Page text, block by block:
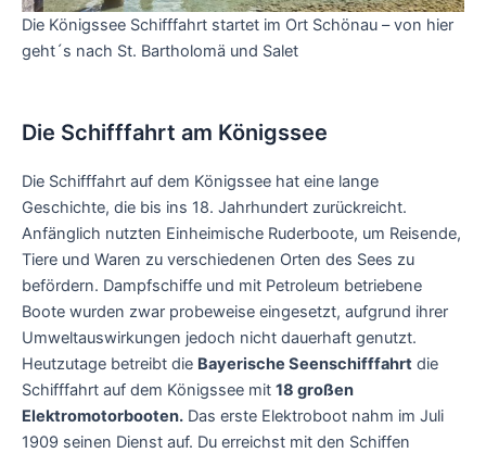
Die Königssee Schifffahrt startet im Ort Schönau – von hier
geht´s nach St. Bartholomä und Salet
Die Schifffahrt am Königssee
Die Schifffahrt auf dem Königssee hat eine lange
Geschichte, die bis ins 18. Jahrhundert zurückreicht.
Anfänglich nutzten Einheimische Ruderboote, um Reisende,
Tiere und Waren zu verschiedenen Orten des Sees zu
befördern. Dampfschiffe und mit Petroleum betriebene
Boote wurden zwar probeweise eingesetzt, aufgrund ihrer
Umweltauswirkungen jedoch nicht dauerhaft genutzt.
Heutzutage betreibt die Bayerische Seenschifffahrt die
Schifffahrt auf dem Königssee mit 18 großen
Elektromotorbooten. Das erste Elektroboot nahm im Juli
1909 seinen Dienst auf. Du erreichst mit den Schiffen